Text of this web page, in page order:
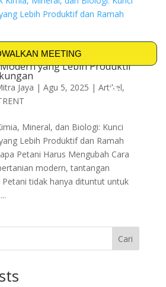
MEETING
Kimia, Mineral, dan Biologi:
yang Lebih Produktif
Jaya | Agu 5, 2025 | Artikel,
Mineral, dan Biologi: Kunci
Lebih Produktif dan Ramah
Petani Harus Mengubah Cara
modern, tantangan
tidak hanya dituntut untuk
Cari